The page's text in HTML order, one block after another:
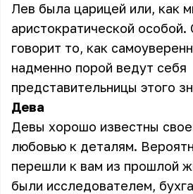
Лев была царицей или, как
аристократической особой.
говорит то, как
надменно порой ведут себя
представительницы этого
Дева
Девы хорошо известны
любовью к деталям.
перешли к вам из прошлой
были исследователем,